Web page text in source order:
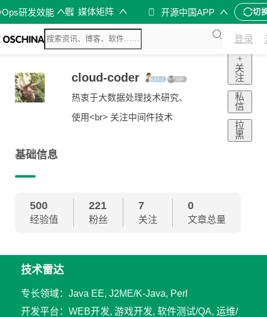
研发效能 媒体矩阵 开源中国APP 切
登录
cloud-coder
热衷于大数据处理技术研究、
使用<br> 关注中间件技术
+
关
注
私
信
拉
黑
基础信息
500
经验值
221
粉丝
7
关注
0
文章总量
技术雷达
专长领域：Java EE, J2ME/K-Java, Perl
开发平台：WEB开发, 游戏开发, 软件测试/QA, 运维/